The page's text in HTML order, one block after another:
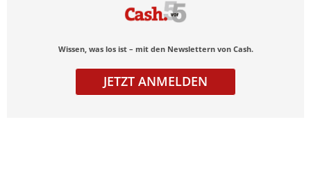
Wissen, was los ist – mit den Newslettern von Cash.
JETZT ANMELDEN